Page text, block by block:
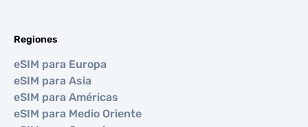
Regiones
eSIM para Europa
eSIM para Asia
eSIM para Américas
eSIM para Medio Oriente